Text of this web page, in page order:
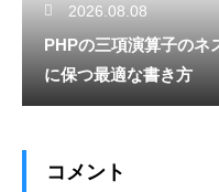
2026.08.08
PHPの三項演算子のネ
に保つ最適な書き方
コメント